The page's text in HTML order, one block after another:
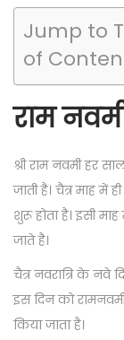
Jump to
of
राम
श्री राम नवमी हर
जाती है। चैत्र माह में
शुरू होता है। इसी
जाते है।
चैत्र नवरात्रि के नवे
इस दिन को
किया जाता है।